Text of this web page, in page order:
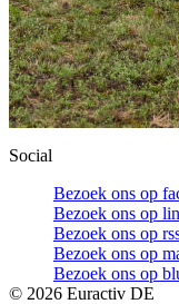
Social
Bezoek ons op
Bezoek ons op
Bezoek ons op
Bezoek ons op
Bezoek ons op
© 2026 Euractiv DE